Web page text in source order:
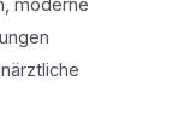
moderne